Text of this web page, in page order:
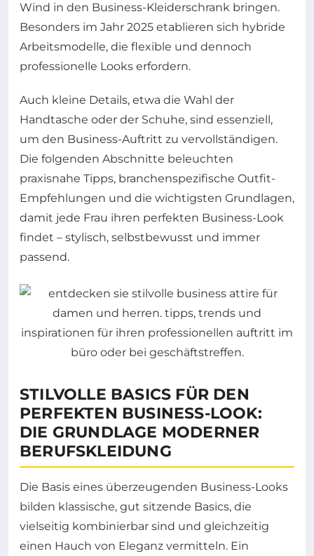
Wind in den Business-Kleiderschrank bringen.
Besonders im Jahr 2025 etablieren sich hybride
Arbeitsmodelle, die flexible und dennoch
professionelle Looks erfordern.
Auch kleine Details, etwa die Wahl der
Handtasche oder der Schuhe, sind essenziell,
um den Business-Auftritt zu vervollständigen.
Die folgenden Abschnitte beleuchten
praxisnahe Tipps, branchenspezifische Outfit-
Empfehlungen und die wichtigsten Grundlagen,
damit jede Frau ihren perfekten Business-Look
findet – stylisch, selbstbewusst und immer
passend.
STILVOLLE BASICS FÜR DEN
PERFEKTEN BUSINESS-LOOK:
DIE GRUNDLAGE MODERNER
BERUFSKLEIDUNG
Die Basis eines überzeugenden Business-Looks
bilden klassische, gut sitzende Basics, die
vielseitig kombinierbar sind und gleichzeitig
einen Hauch von Eleganz vermitteln. Ein